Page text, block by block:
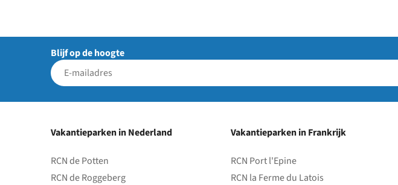
Blijf op de hoogte
Vakantieparken in Nederland
RCN de Potten
RCN de Roggeberg
Vakantieparken in Frankrijk
RCN Port l'Epine
RCN la Ferme du Latois